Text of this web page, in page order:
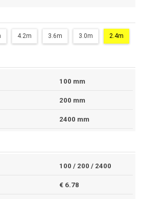
4.2m 3.6m 3.0m 2.4m
100 mm
200 mm
2400 mm
100 / 200 / 2400
€ 6.78